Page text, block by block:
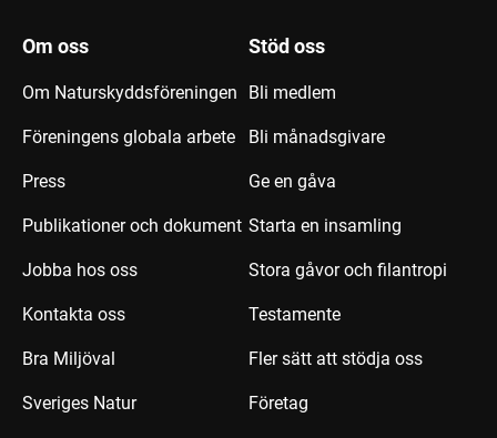
Om oss
Om Naturskyddsföreningen
Föreningens globala arbete
Press
Publikationer och dokument
Jobba hos oss
Kontakta oss
Bra Miljöval
Sveriges Natur
Stöd oss
Bli medlem
Bli månadsgivare
Ge en gåva
Starta en insamling
Stora gåvor och filantropi
Testamente
Fler sätt att stödja oss
Företag